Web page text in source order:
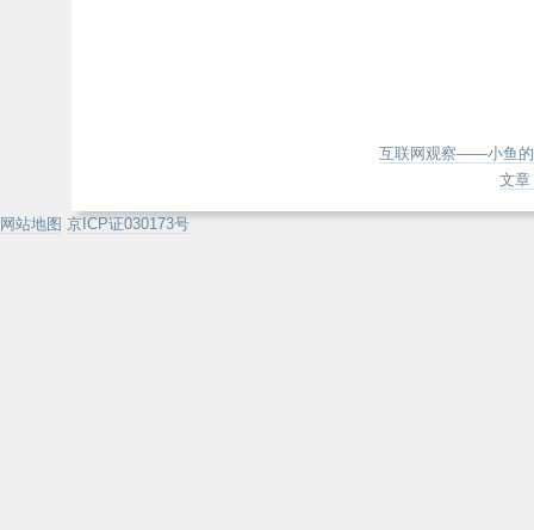
互联网观察——小鱼的
文章
网站地图 京ICP证030173号